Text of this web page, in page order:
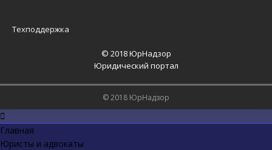
Техподдержка
© 2018 ЮрНадзор
Юридический портал
© 2018 ЮрНадзор
Главная
Юристы и адвокаты